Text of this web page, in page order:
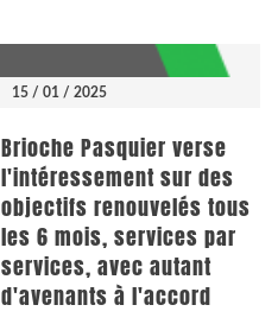
15 / 01 / 2025
Brioche Pasquier verse
l'intéressement sur des
objectifs renouvelés tous
les 6 mois, services par
services, avec autant
d'avenants à l'accord